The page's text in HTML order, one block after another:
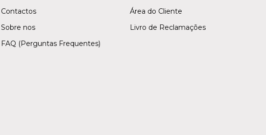
Contactos
Sobre nos
FAQ (Perguntas Frequentes)
Área do Cliente
Livro de Reclamações